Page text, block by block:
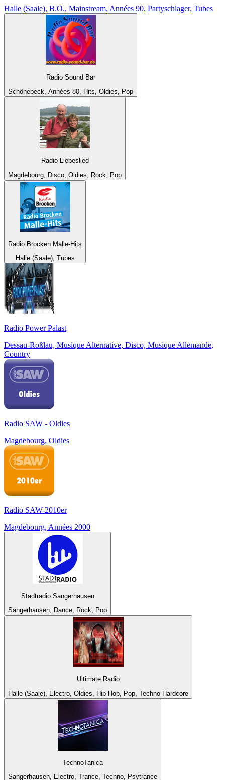
Halle (Saale), B.O., Mainstream, Années 90, Partyschlager, Tubes
Radio Sound Bar
Schönebeck, Années 80, Hits, Oldies, Pop
Radio Liebeslied
Magdebourg, Disco, Oldies, Rock, Pop
Radio Brocken Malle-Hits
Halle (Saale), Tubes
Radio Power Palast
Dessau-Roßlau, Musique Alternative, Disco, Musique Allemande,
Country
Radio SAW - Oldies
Magdebourg, Oldies
Radio SAW-2010er
Magdebourg, Années 2000
Stadtradio Sangerhausen
Sangerhausen, Dance, Rock, Pop
Ultimate Radio
Halle (Saale), Electro, Oldies, Hip Hop, Pop, Techno Hardcore
TechnoTanica
Sangerhausen, Electro, Trance, Techno, Psytrance